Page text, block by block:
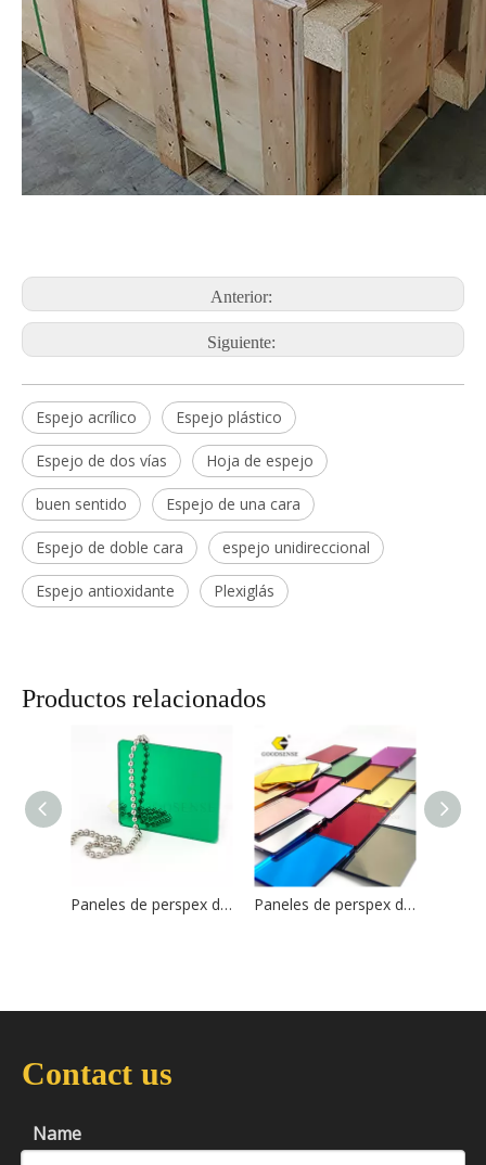
Anterior:
Siguiente:
Espejo acrílico Espejo plástico
Espejo de dos vías Hoja de espejo
buen sentido Espejo de una cara
Espejo de doble cara espejo unidireccional
Espejo antioxidante Plexiglás
Productos relacionados
Paneles de perspex de alta claridad de forma verde personalizada para la exhibición y decoración Paneles de perspex de alta claridad de forma azul personalizada al por mayor para exhibición y decoración
Contact us
Name